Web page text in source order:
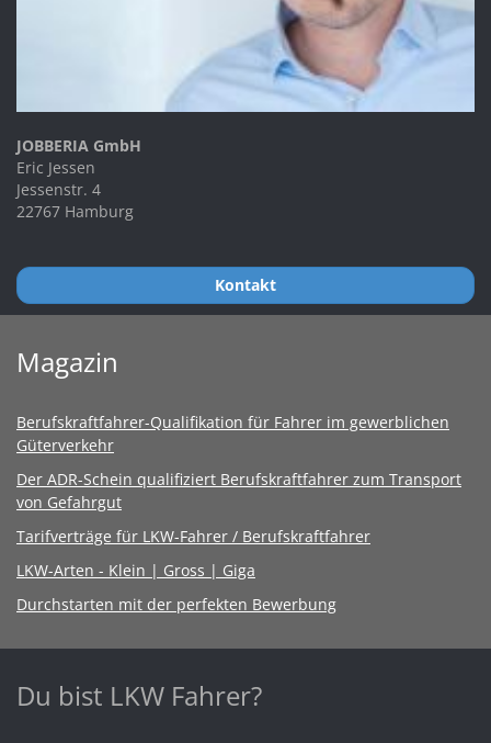
JOBBERIA GmbH
Eric Jessen
Jessenstr. 4
22767 Hamburg
Kontakt
Magazin
Berufskraftfahrer-Qualifikation für Fahrer im gewerblichen
Güterverkehr
Der ADR-Schein qualifiziert Berufskraftfahrer zum Transport
von Gefahrgut
Tarifverträge für LKW-Fahrer / Berufskraftfahrer
LKW-Arten - Klein | Gross | Giga
Durchstarten mit der perfekten Bewerbung
Du bist LKW Fahrer?